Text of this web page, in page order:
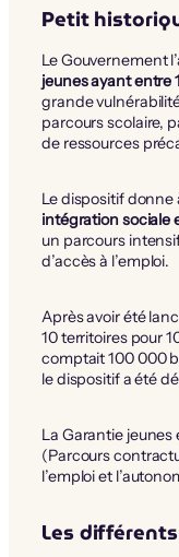
Petit
Le Gouvernement
jeunes ayant entre
grande
parcours scolaire,
de ressources
Le dispositif
intégration sociale
un parcours
d’accès à l’emploi.
Après avoir été
10 territoires pour
comptait 100 000
le dispositif a été
La Garantie jeunes
(Parcours
l’emploi et
Les